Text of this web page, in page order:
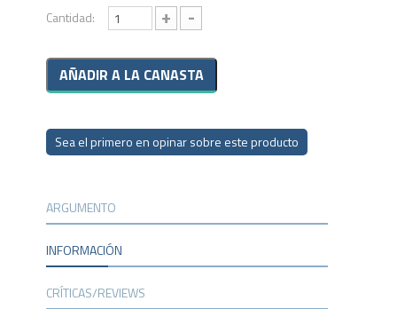
Cantidad: + -
Sea el primero en opinar sobre este producto
ARGUMENTO
INFORMACIÓN
CRÍTICAS/REVIEWS